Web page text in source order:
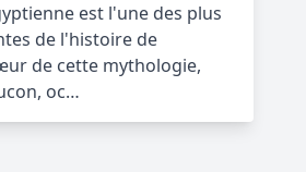
est l'une des plus
de l'histoire de
de cette mythologie,
oc…